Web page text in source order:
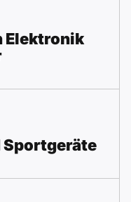
Elektronik
Sportgeräte